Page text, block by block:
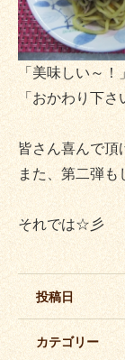
「美味しい～！
「おかわり下
皆さん喜んで頂
また、第二弾も
それでは☆彡
投稿日
カテゴリー